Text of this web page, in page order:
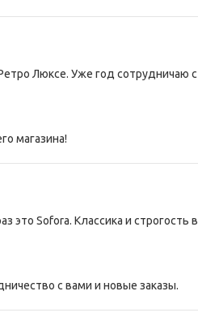
Люксе. Уже год сотрудничаю с
магазина!
это Sofora. Классика и строгость в
с вами и новые заказы.